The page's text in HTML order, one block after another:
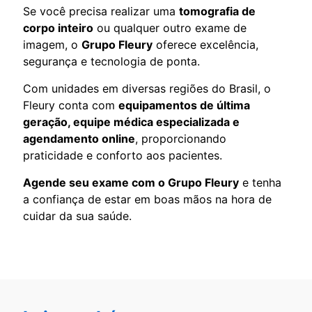
Se você precisa realizar uma tomografia de
corpo inteiro ou qualquer outro exame de
imagem, o Grupo Fleury oferece excelência,
segurança e tecnologia de ponta.
Com unidades em diversas regiões do Brasil, o
Fleury conta com equipamentos de última
geração, equipe médica especializada e
agendamento online, proporcionando
praticidade e conforto aos pacientes.
Agende seu exame com o Grupo Fleury e tenha
a confiança de estar em boas mãos na hora de
cuidar da sua saúde.